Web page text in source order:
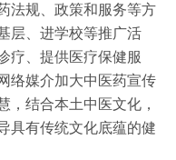
法规、政策和服务等方
层、进学校等推广活
疗、提供医疗保健服
络媒介加大中医药宣传
，结合本土中医文化，
具有传统文化底蕴的健